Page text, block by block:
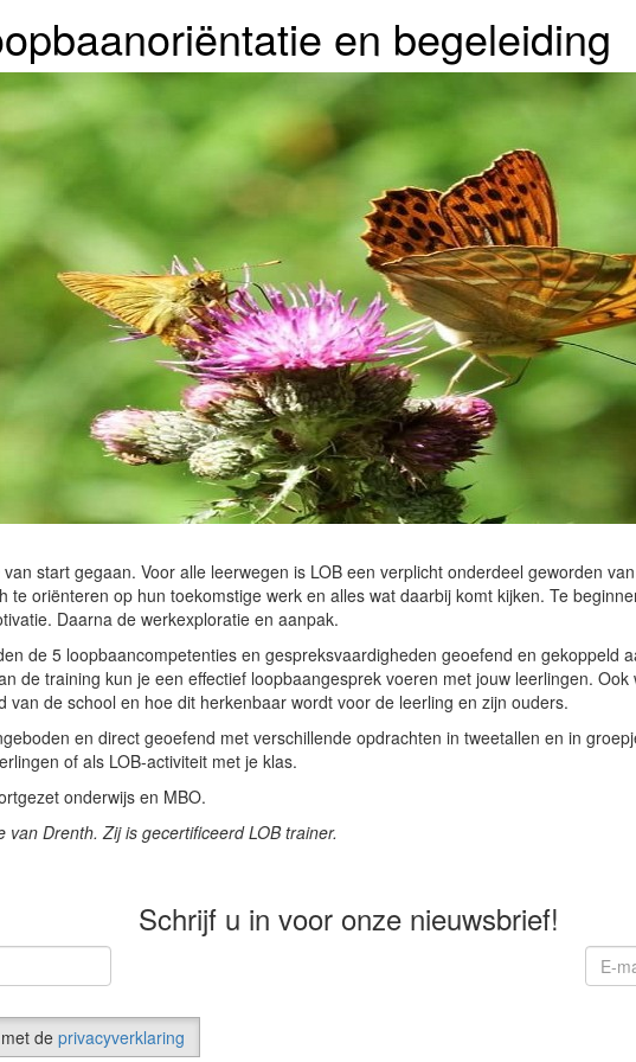
en begeleiding
start gegaan. Voor alle leerwegen is LOB een verplicht onderdeel geworden
te oriënteren op hun toekomstige werk en alles wat daarbij komt kijken. Te
Daarna de werkexploratie en aanpak.
de 5 loopbaancompetenties en gespreksvaardigheden geoefend en gekoppeld
de training kun je een effectief loopbaangesprek voeren met jouw leerlingen.
van de school en hoe dit herkenbaar wordt voor de leerling en zijn ouders.
en direct geoefend met verschillende opdrachten in tweetallen en in
of als LOB-activiteit met je klas.
onderwijs en MBO.
Drenth. Zij is gecertificeerd LOB trainer.
Schrijf u in voor onze nieuwsbrief!
de privacyverklaring